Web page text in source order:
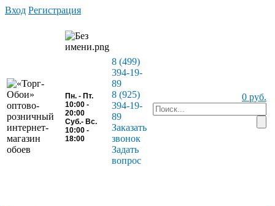
Вход Регистрация
Пн. - Пт.
10:00 -
20:00
Суб.- Вс.
10:00 -
18:00
8 (499)
394-19-
89
8 (925)
394-19-
89
Заказать
звонок
Задать
вопрос
0 руб.